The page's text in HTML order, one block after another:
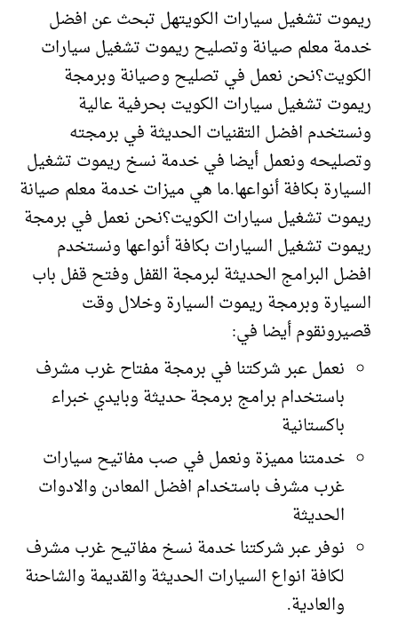
ريموت تشغيل سيارات الكويتهل تبحث عن افضل
خدمة معلم صيانة وتصليح ريموت تشغيل سيارات
الكويت؟نحن نعمل في تصليح وصيانة وبرمجة
ريموت تشغيل سيارات الكويت بحرفية عالية
ونستخدم افضل التقنيات الحديثة في برمجته
وتصليحه ونعمل أيضا في خدمة نسخ ريموت تشغيل
السيارة بكافة أنواعها.ما هي ميزات خدمة معلم صيانة
ريموت تشغيل سيارات الكويت؟نحن نعمل في برمجة
ريموت تشغيل السيارات بكافة أنواعها ونستخدم
افضل البرامج الحديثة لبرمجة القفل وفتح قفل باب
السيارة وبرمجة ريموت السيارة وخلال وقت
قصيرونقوم أيضا في:
نعمل عبر شركتنا في برمجة مفتاح غرب مشرف
باستخدام برامج برمجة حديثة وبايدي خبراء
باكستانية
خدمتنا مميزة ونعمل في صب مفاتيح سيارات
غرب مشرف باستخدام افضل المعادن والادوات
الحديثة
نوفر عبر شركتنا خدمة نسخ مفاتيح غرب مشرف
لكافة انواع السيارات الحديثة والقديمة والشاحنة
والعادية.